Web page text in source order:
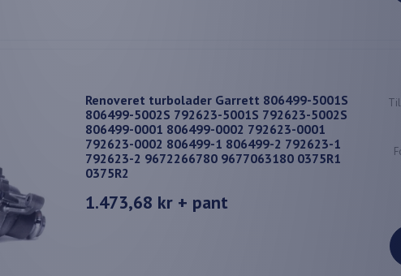
Renoveret turbolader Garrett 806499-5001S
806499-5002S 792623-5001S 792623-5002S
806499-0001 806499-0002 792623-0001
792623-0002 806499-1 806499-2 792623-1
792623-2 9672266780 9677063180 0375R1
0375R2
1.473,68 kr + pant